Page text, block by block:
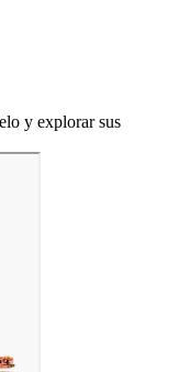
y explorar sus